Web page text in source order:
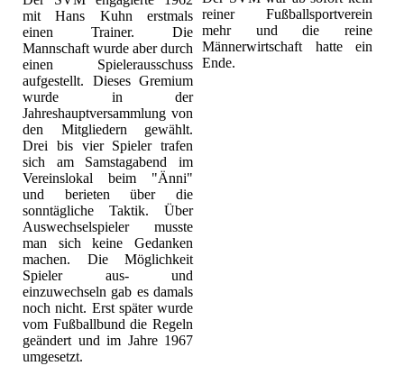
mit Hans Kuhn erstmals
einen Trainer. Die
Mannschaft wurde aber durch
einen Spielerausschuss
aufgestellt. Dieses Gremium
wurde in der
Jahreshauptversammlung von
den Mitgliedern gewählt.
Drei bis vier Spieler trafen
sich am Samstagabend im
Vereinslokal beim "Änni"
und berieten über die
sonntägliche Taktik. Über
Auswechselspieler musste
man sich keine Gedanken
machen. Die Möglichkeit
Spieler aus- und
einzuwechseln gab es damals
noch nicht. Erst später wurde
vom Fußballbund die Regeln
geändert und im Jahre 1967
umgesetzt.
reiner Fußballsportverein
mehr und die reine
Männerwirtschaft hatte ein
Ende.